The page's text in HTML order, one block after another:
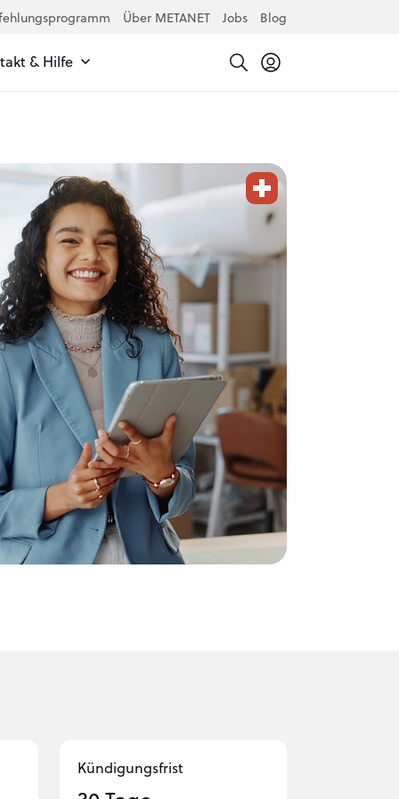
Über METANET Jobs Blog
& Hilfe
Kündigungs­frist